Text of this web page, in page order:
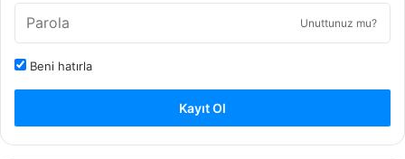
Unuttunuz mu?
Beni hatırla
Kayıt Ol